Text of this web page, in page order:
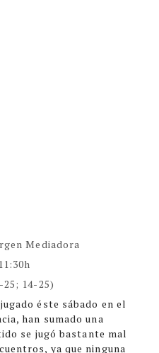
Mediadora
14-25)
éste sábado en el
han sumado una
se jugó bastante mal
ya que ninguna